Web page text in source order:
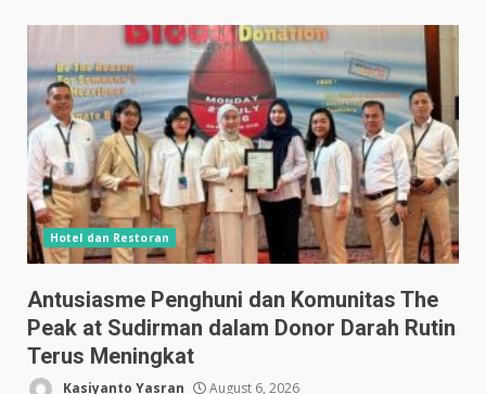
Hotel dan Restoran
Antusiasme Penghuni dan Komunitas The
Peak at Sudirman dalam Donor Darah Rutin
Terus Meningkat
Kasiyanto Yasran August 6, 2026